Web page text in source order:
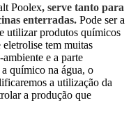
Poolex, serve tanto para
enterradas. Pode ser a
utilizar produtos químicos
tem muitas
e a parte
químico na água, o
a utilização da
a produção que